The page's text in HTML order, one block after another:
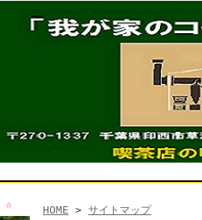
☆ HOME > サイトマップ